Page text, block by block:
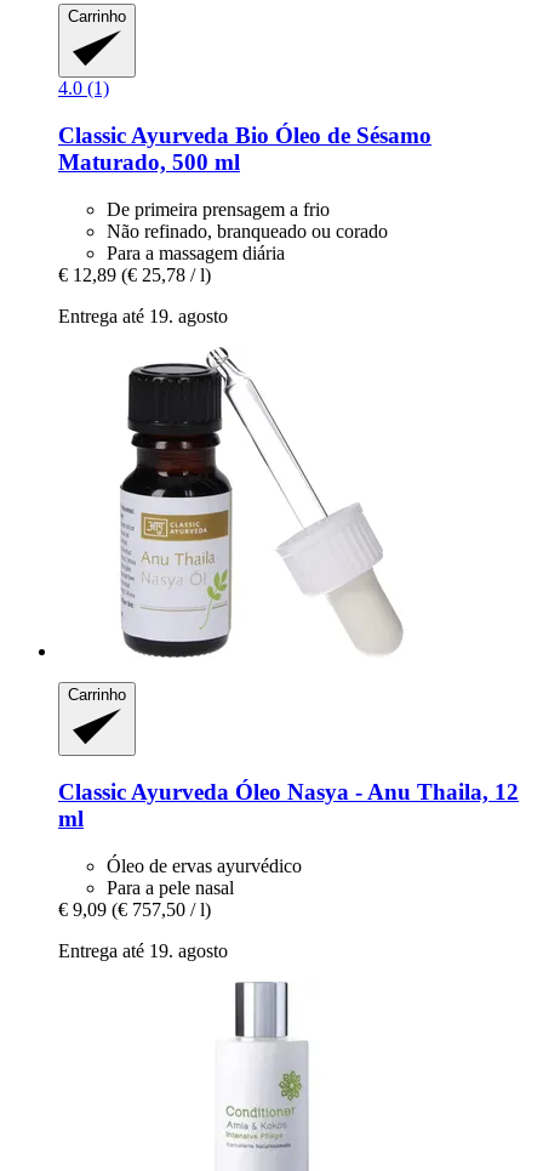
Carrinho
4.0 (1)
Classic Ayurveda Bio Óleo de Sésamo
Maturado, 500 ml
De primeira prensagem a frio
Não refinado, branqueado ou corado
Para a massagem diária
€ 12,89 (€ 25,78 / l)
Entrega até 19. agosto
Carrinho
Classic Ayurveda Óleo Nasya -​ Anu Thaila, 12
ml
Óleo de ervas ayurvédico
Para a pele nasal
€ 9,09 (€ 757,50 / l)
Entrega até 19. agosto